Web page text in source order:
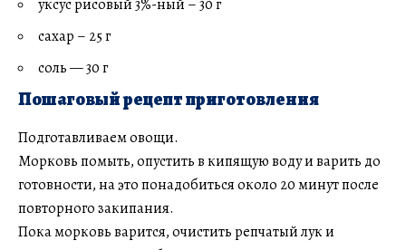
уксус рисовый 3%-ный – 30 г
сахар – 25 г
соль — 30 г
Пошаговый рецепт приготовления
Подготавливаем овощи.
Морковь помыть, опустить в кипящую воду и варить до
готовности, на это понадобиться около 20 минут после
повторного закипания.
Пока морковь варится, очистить репчатый лук и